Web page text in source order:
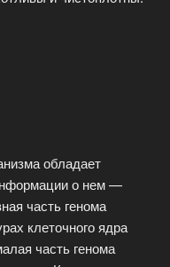
обладает
о нем —
часть генома
клеточного ядра
часть генома